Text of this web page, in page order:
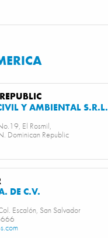
Y AMBIENTAL S.R.L.
El Rosmil,
Dominican Republic
DE C.V.
Escalón, San Salvador